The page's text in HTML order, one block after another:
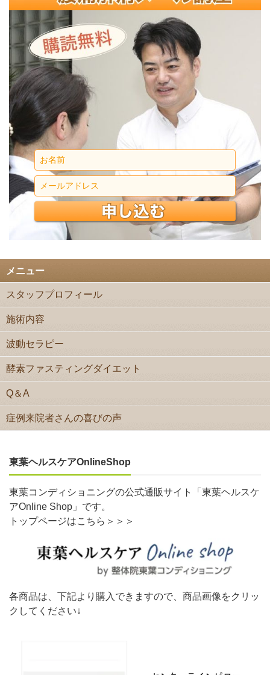
メニュー
スタッフプロフィール
施術内容
波動セラピー
酵素ファスティングダイエット
Q＆A
症例来院者さんの喜びの声
東葉ヘルスケアOnlineShop
東葉コンディショニングの公式通販サイト「東葉ヘルスケ
アOnline Shop」です。
トップページはこちら＞＞＞
各商品は、下記より購入できますので、商品画像をクリッ
クしてください↓